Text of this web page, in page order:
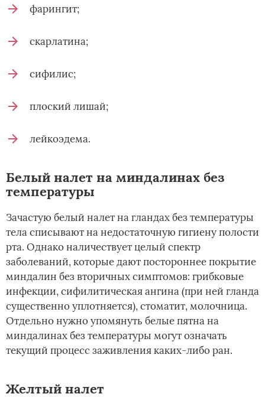
фарингит;
скарлатина;
сифилис;
плоский лишай;
лейкоэдема.
Белый налет на миндалинах без
температуры
Зачастую белый налет на гландах без температуры
тела списывают на недостаточную гигиену полости
рта. Однако наличествует целый спектр
заболеваний, которые дают постороннее покрытие
миндалин без вторичных симптомов: грибковые
инфекции, сифилитическая ангина (при ней гланда
существенно уплотняется), стоматит, молочница.
Отдельно нужно упомянуть белые пятна на
миндалинах без температуры могут означать
текущий процесс заживления каких-либо ран.
Желтый налет